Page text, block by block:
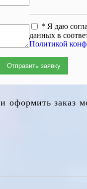
* Я даю
данных в
Политикой
Отправить заявку
оформить заказ